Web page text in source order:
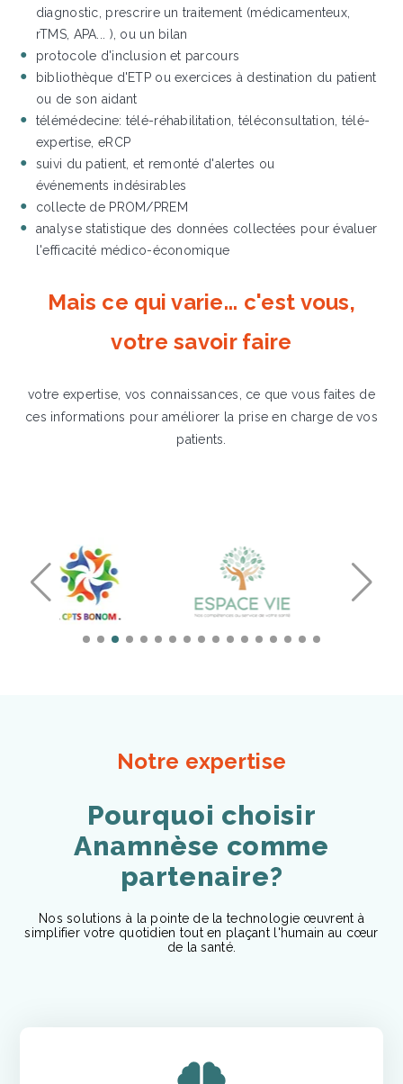
diagnostic, prescrire un traitement (médicamenteux,
rTMS, APA... ), ou un bilan
protocole d'inclusion et parcours
bibliothèque d'ETP ou exercices à destination du patient
ou de son aidant
télémédecine: télé-réhabilitation, téléconsultation, télé-
expertise, eRCP
suivi du patient, et remonté d'alertes ou
événements indésirables
collecte de PROM/PREM
analyse statistique des données collectées pour évaluer
l'efficacité médico-économique
Mais ce qui varie... c'est vous,
votre savoir faire
votre expertise, vos connaissances, ce que vous faites de
ces informations pour améliorer la prise en charge de vos
patients.
Notre expertise
Pourquoi choisir
Anamnèse comme
partenaire?
Nos solutions à la pointe de la technologie œuvrent à
simplifier votre quotidien tout en plaçant l'humain au cœur
de la santé.